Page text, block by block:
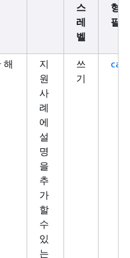
스
레
벨
형(*
필
해
지
원
사
례
에
설
명
을
추
가
할
수
있
는
쓰
기